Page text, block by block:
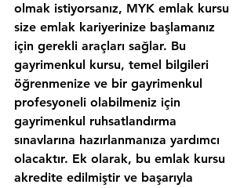
olmak istiyorsanız, MYK emlak kursu
size emlak kariyerinize başlamanız
için gerekli araçları sağlar. Bu
gayrimenkul kursu, temel bilgileri
öğrenmenize ve bir gayrimenkul
profesyoneli olabilmeniz için
gayrimenkul ruhsatlandırma
sınavlarına hazırlanmanıza yardımcı
olacaktır. Ek olarak, bu emlak kursu
akredite edilmiştir ve başarıyla